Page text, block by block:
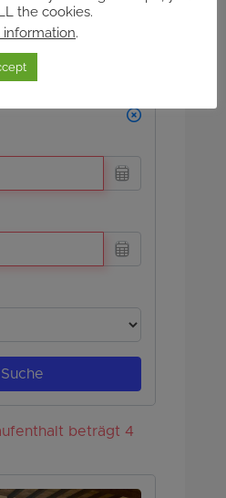
Powered by Smoobu
the cookies.
information.